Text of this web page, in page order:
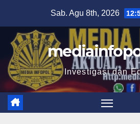
content
Sab. Agu 8th, 2026
Investigasi dan